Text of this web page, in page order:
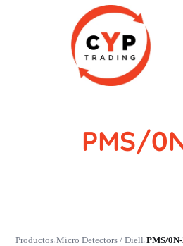
CYP Trading
Professionelle ErsatzteilbeschaffungPMS/
Productos›Micro Detectors / Diell›PMS/